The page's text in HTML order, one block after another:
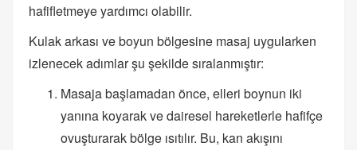
hafifletmeye yardımcı olabilir.
Kulak arkası ve boyun bölgesine masaj uygularken
izlenecek adımlar şu şekilde sıralanmıştır:
Masaja başlamadan önce, elleri boynun iki
yanına koyarak ve dairesel hareketlerle hafifçe
ovuşturarak bölge ısıtılır. Bu, kan akışını